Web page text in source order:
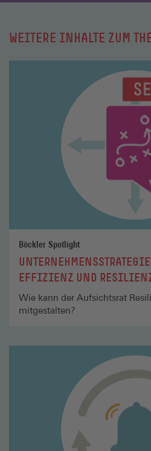
WEITERE INHALTE ZUM
Böckler Spotlight
EFFIZIENZ UND
Wie kann der Aufsichtsrat
mitgestalten?